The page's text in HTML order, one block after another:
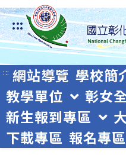
跳
轉
至
主
要
內
容
:::
::: 網站導覽 學校簡
教學單位
彰女
新生報到專區
下載專區 報名專區